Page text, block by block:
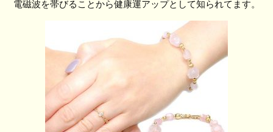
電磁波を帯びることから健康運アップとして知られてます。